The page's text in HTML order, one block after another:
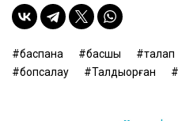
баспана басшы талап
бопсалау
Талдықорған